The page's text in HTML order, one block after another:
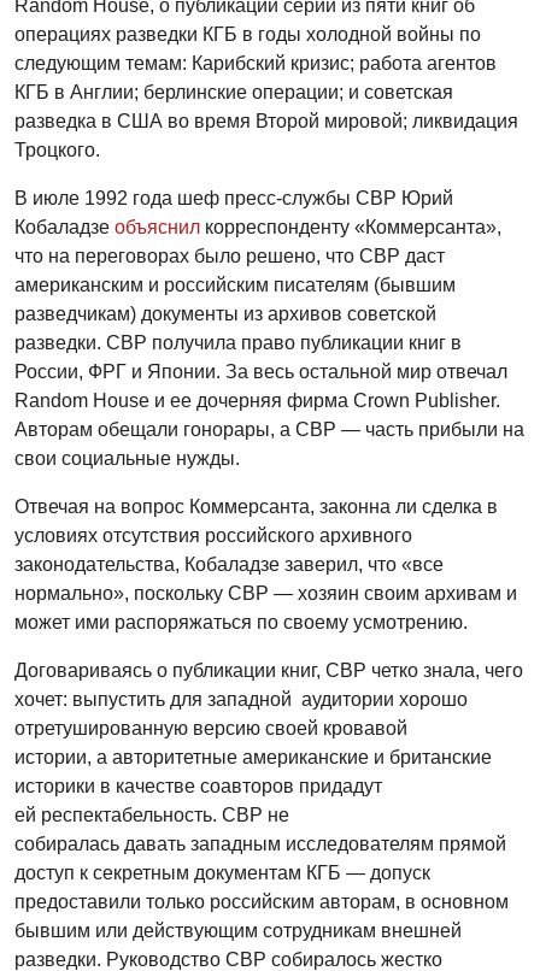
Random House, о публикации серии из пяти книг об
операциях разведки КГБ в годы холодной войны по
следующим темам: Карибский кризис; работа агентов
КГБ в Англии; берлинские операции; и советская
разведка в США во время Второй мировой; ликвидация
Троцкого.
В июле 1992 года шеф пресс-службы СВР Юрий
Кобаладзе объяснил корреспонденту «Коммерсанта»,
что на переговорах было решено, что СВР даст
американским и российским писателям (бывшим
разведчикам) документы из архивов советской
разведки. СВР получила право публикации книг в
России, ФРГ и Японии. За весь остальной мир отвечал
Random House и ее дочерняя фирма Crown Publisher.
Авторам обещали гонорары, а СВР — часть прибыли на
свои социальные нужды.
Отвечая на вопрос Коммерсанта, законна ли сделка в
условиях отсутствия российского архивного
законодательства, Кобаладзе заверил, что «все
нормально», поскольку СВР — хозяин своим архивам и
может ими распоряжаться по своему усмотрению.
Договариваясь о публикации книг, СВР четко знала, чего
хочет: выпустить для западной аудитории хорошо
отретушированную версию своей кровавой
истории, а авторитетные американские и британские
историки в качестве соавторов придадут
ей респектабельность. СВР не
собиралась давать западным исследователям прямой
доступ к секретным документам КГБ — допуск
предоставили только российским авторам, в основном
бывшим или действующим сотрудникам внешней
разведки. Руководство СВР собиралось жестко